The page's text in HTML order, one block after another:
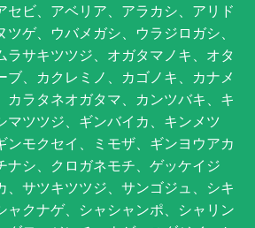
セビ、アベリア、アラカシ、アリド
ゲ、ウバメガシ、ウラジロガシ、
ラサキツツジ、オガタマノキ、オタ
ブ、カクレミノ、カゴノキ、カナメ
カラタネオガタマ、カンツバキ、キ
マツツジ、ギンバイカ、キンメツ
ンモクセイ、ミモザ、ギンヨウアカ
ナシ、クロガネモチ、ゲッケイジ
、サツキツツジ、サンゴジュ、シキ
ャクナゲ、シャシャンポ、シャリン